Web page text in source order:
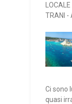
TRANI -
Ci sono
quasi